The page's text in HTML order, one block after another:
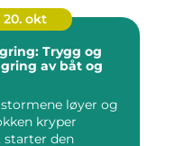
20. okt
Trygg og
av båt og
løyer og
kryper
starter den